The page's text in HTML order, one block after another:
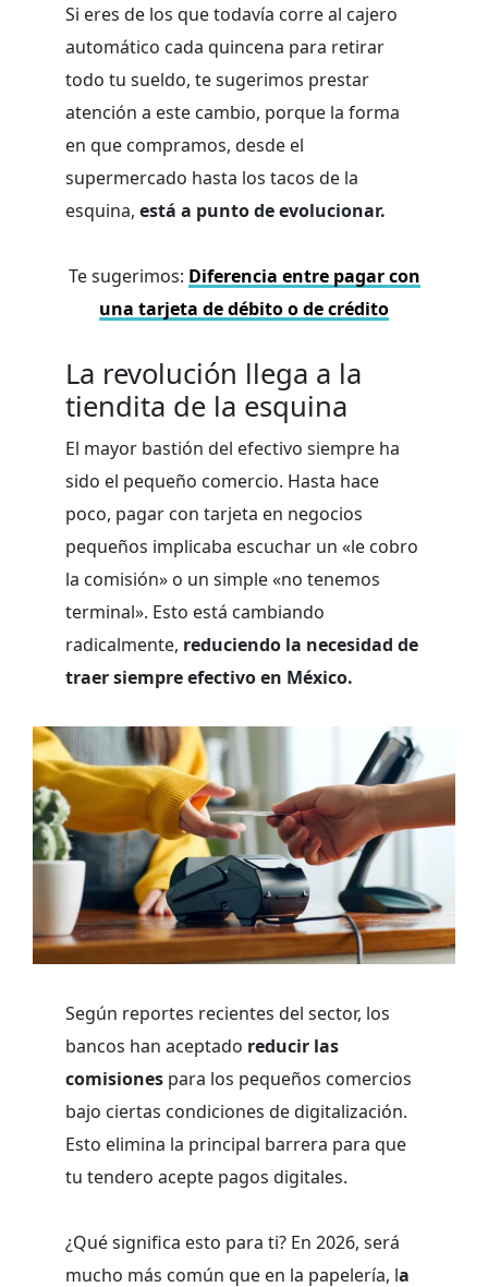
Si eres de los que todavía corre al cajero
automático cada quincena para retirar
todo tu sueldo, te sugerimos prestar
atención a este cambio, porque la forma
en que compramos, desde el
supermercado hasta los tacos de la
esquina, está a punto de evolucionar.
Te sugerimos: Diferencia entre pagar con
una tarjeta de débito o de crédito
La revolución llega a la
tiendita de la esquina
El mayor bastión del efectivo siempre ha
sido el pequeño comercio. Hasta hace
poco, pagar con tarjeta en negocios
pequeños implicaba escuchar un «le cobro
la comisión» o un simple «no tenemos
terminal». Esto está cambiando
radicalmente, reduciendo la necesidad de
traer siempre efectivo en México.
Según reportes recientes del sector, los
bancos han aceptado reducir las
comisiones para los pequeños comercios
bajo ciertas condiciones de digitalización.
Esto elimina la principal barrera para que
tu tendero acepte pagos digitales.
¿Qué significa esto para ti? En 2026, será
mucho más común que en la papelería, la